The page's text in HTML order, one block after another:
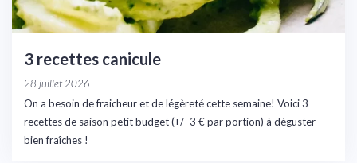
3 recettes canicule
28 juillet 2026
On a besoin de fraicheur et de légèreté cette semaine! Voici 3
recettes de saison petit budget (+/- 3 € par portion) à déguster
bien fraîches !